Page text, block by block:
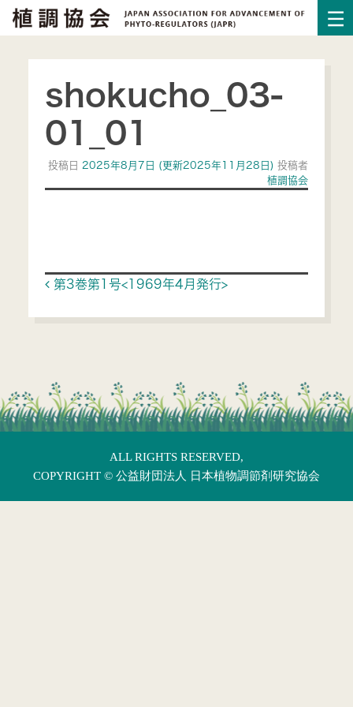
shokucho_03-
01_01
投稿日 2025年8月7日 (更新2025年11月28日)投稿者
植調協会
Post navigation
第3巻第1号<1969年4月発行>
ALL RIGHTS RESERVED,
COPYRIGHT © 公益財団法人 日本植物調節剤研究協会